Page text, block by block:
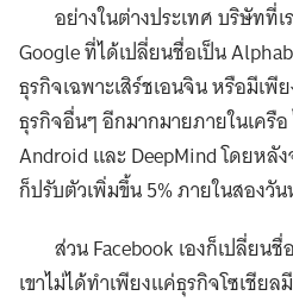
อย่างในต่างประเทศ บริษัทที่
Google ที่ได้เปลี่ยนชื่อเป็น
ธุรกิจเฉพาะเสิร์ชเอนจิน หรือมีเพี
ธุรกิจอื่นๆ อีกมากมายภายในเครือ
Android และ DeepMind โดยหลั
ก็ปรับตัวเพิ่มขึ้น 5% ภายในสองวั
ส่วน Facebook เองก็เปลี่ยน
เขาไม่ได้ทำเพียงแค่ธุรกิจโซเชียล